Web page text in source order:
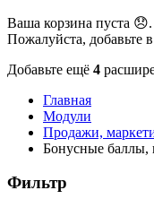
Ваша корзина пуста 😞.
Пожалуйста, добавьте
Добавьте ещё 4
Главная
Модули
Продажи,
Бонусные баллы,
Фильтр